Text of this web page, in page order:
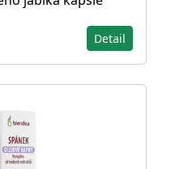
Detail